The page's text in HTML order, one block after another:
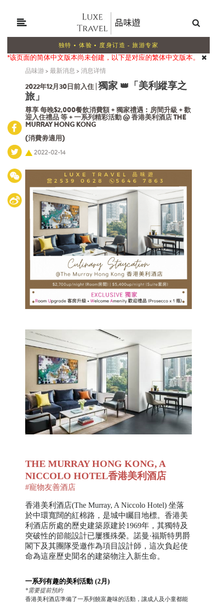
独特 • 体验 • 度身订造 - 旅游专家
*该页面的简体中文版本尚未创建，以下是对应的繁体中文版本。
品味游 >最新消息 >消息详情
2022年12月30日前入住 |獨家 👑
「美利縱享之
旅」
尊享 每晚$2,000餐飲消費額 + 獨家禮遇︰房間升級 + 歡
迎入住禮品 等 + 一系列精彩活動 @ 香港美利酒店 THE
MURRAY HONG KONG
(消費劵適用)
2022-02-14
THE MURRAY HONG KONG, A
NICCOLO HOTEL香港美利酒店
#寵物友善酒店
香港美利酒店(The Murray, A Niccolo Hotel) 坐落
於中環寬闊的紅棉路，是城中矚目地標。香港美
利酒店所處的歷史建築原建於1969年，其獨特及
突破性的節能設計已屢獲殊榮。諾曼·福斯特男爵
閣下及其團隊受邀作為項目設計師，這次負起使
命為這座歷史聞名的建築物注入新生命。
一系列有趣的美利活動 (2月)
*需要提前預約
香港美利酒店準備了一系列饒富趣味的活動，讓成人及小童都能